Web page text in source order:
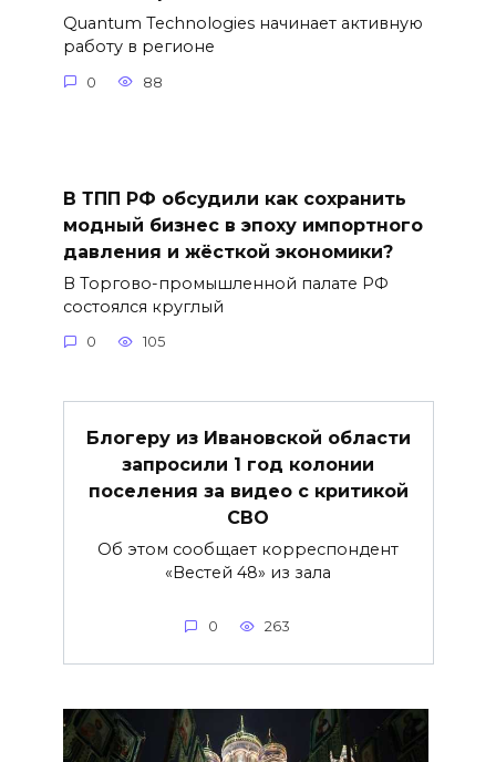
Quantum Technologies начинает активную
работу в регионе
0 88
В ТПП РФ обсудили как сохранить
модный бизнес в эпоху импортного
давления и жёсткой экономики?
В Торгово-промышленной палате РФ
состоялся круглый
0 105
Блогеру из Ивановской области
запросили 1 год колонии
поселения за видео с критикой
СВО
Об этом сообщает корреспондент
«Вестей 48» из зала
0 263